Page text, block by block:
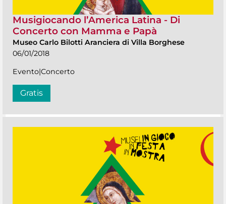
Musigiocando l’America Latina - Di
Concerto con Mamma e Papà
Museo Carlo Bilotti Aranciera di Villa Borghese
06/01/2018
Evento|Concerto
Gratis